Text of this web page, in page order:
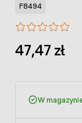
F8494
47,47 zł
W